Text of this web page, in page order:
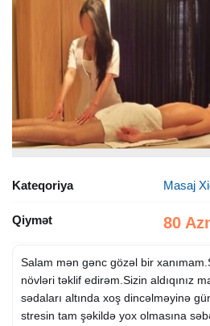
Kateqoriya Masaj
Qiymət 80
Salam mən gənc gözəl bir
növləri təklif edirəm.Sizin aldıqınız
sədaları altında xoş dincəlməyinə
stresin tam şəkildə yox olmasına